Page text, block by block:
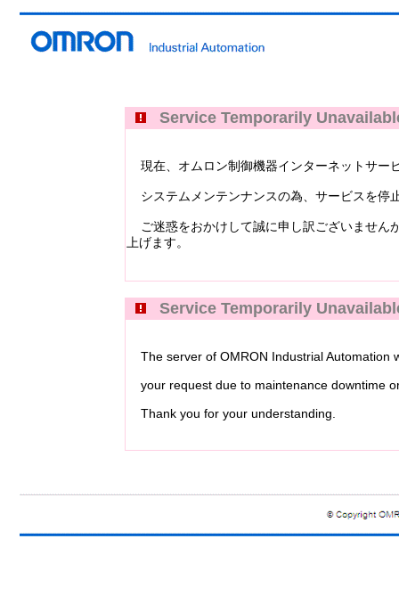
Service Temporarily
現在、オムロン制御機器インターネットサー
システムメンテンナンスの為、サービスを停
ご迷惑をおかけして誠に申し訳ございません
上げます。
Service Temporarily
The server of OMRON Industrial Automation
your request due to maintenance downtime
Thank you for your understanding.